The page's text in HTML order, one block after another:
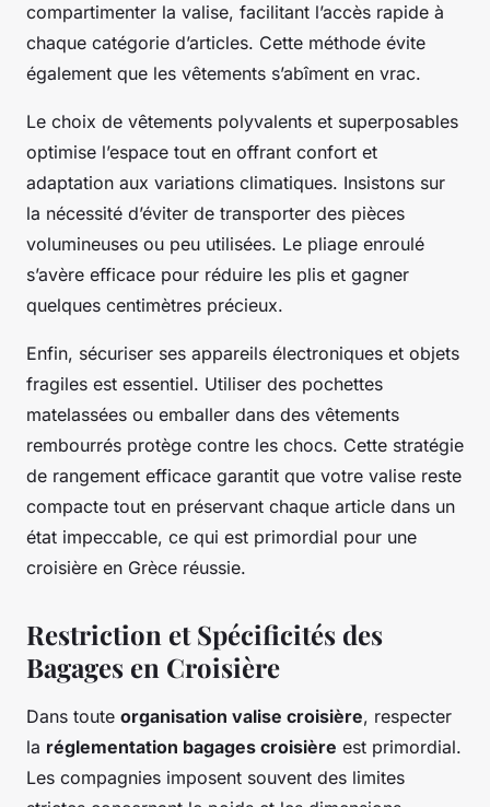
compartimenter la valise, facilitant l’accès rapide à
chaque catégorie d’articles. Cette méthode évite
également que les vêtements s’abîment en vrac.
Le choix de vêtements polyvalents et superposables
optimise l’espace tout en offrant confort et
adaptation aux variations climatiques. Insistons sur
la nécessité d’éviter de transporter des pièces
volumineuses ou peu utilisées. Le pliage enroulé
s’avère efficace pour réduire les plis et gagner
quelques centimètres précieux.
Enfin, sécuriser ses appareils électroniques et objets
fragiles est essentiel. Utiliser des pochettes
matelassées ou emballer dans des vêtements
rembourrés protège contre les chocs. Cette stratégie
de rangement efficace garantit que votre valise reste
compacte tout en préservant chaque article dans un
état impeccable, ce qui est primordial pour une
croisière en Grèce réussie.
Restriction et Spécificités des
Bagages en Croisière
Dans toute organisation valise croisière, respecter
la réglementation bagages croisière est primordial.
Les compagnies imposent souvent des limites